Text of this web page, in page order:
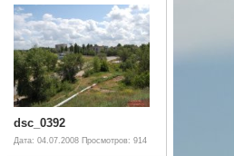
dsc_0392
Дата: 04.07.2008 Просмотров: 914